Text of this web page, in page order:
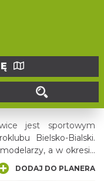
jest sportowym
Bielsko-Bialski.
a w okresie
placykiem zabaw dla
DODAJ DO PLANERA